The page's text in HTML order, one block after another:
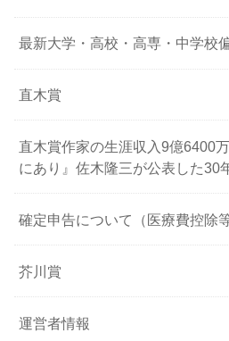
最新大学・高校・高専・中学校
直木賞
直木賞作家の生涯収入9億6400
にあり』佐木隆三が公表した30
確定申告について（医療費控除
芥川賞
運営者情報